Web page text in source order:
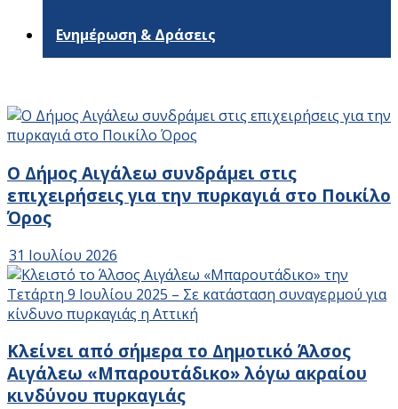
Ενημέρωση & Δράσεις
Ο Δήμος Αιγάλεω συνδράμει στις
επιχειρήσεις για την πυρκαγιά στο Ποικίλο
Όρος
31 Ιουλίου 2026
Κλείνει από σήμερα το Δημοτικό Άλσος
Αιγάλεω «Μπαρουτάδικο» λόγω ακραίου
κινδύνου πυρκαγιάς